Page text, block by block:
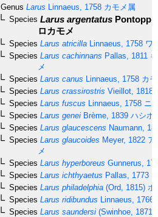
Genus Larus Linnaeus, 1758 カモメ属
Species Larus argentatus
ロカモメ
Species Larus atricilla Linnaeus, 1758 ワ
Species Larus cachinnans Pallas, 1811
メ
Species Larus canus Linnaeus, 1758 カ
Species Larus crassirostris Vieillot, 1818
Species Larus fuscus Linnaeus, 1758 ニ
Species Larus genei Brème, 1839 ハシボ
Species Larus glaucescens Naumann,
Species Larus glaucoides Meyer, 1822 ア
メ
Species Larus hyperboreus Gunnerus,
Species Larus ichthyaetus Pallas, 1773
Species Larus philadelphia (Ord, 1815) ボ
Species Larus ridibundus Linnaeus, 1766
Species Larus saundersi (Swinhoe, 1871)